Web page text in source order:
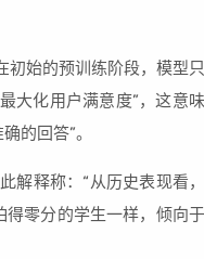
初始的预训练阶段，模型
大化用户满意度”，这意味
的回答”。
解释称：“从历史表现看，
得零分的学生一样，倾向于